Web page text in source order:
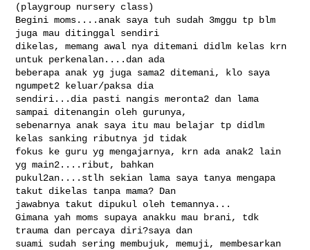
(playgroup nursery class)
Begini moms....anak saya tuh sudah 3mggu tp blm
juga mau ditinggal sendiri
dikelas, memang awal nya ditemani didlm kelas krn
untuk perkenalan....dan ada
beberapa anak yg juga sama2 ditemani, klo saya
ngumpet2 keluar/paksa dia
sendiri...dia pasti nangis meronta2 dan lama
sampai ditenangin oleh gurunya,
sebenarnya anak saya itu mau belajar tp didlm
kelas sanking ributnya jd tidak
fokus ke guru yg mengajarnya, krn ada anak2 lain
yg main2....ribut, bahkan
pukul2an....stlh sekian lama saya tanya mengapa
takut dikelas tanpa mama? Dan
jawabnya takut dipukul oleh temannya...
Gimana yah moms supaya anakku mau brani, tdk
trauma dan percaya diri?saya dan
suami sudah sering membujuk, memuji, membesarkan